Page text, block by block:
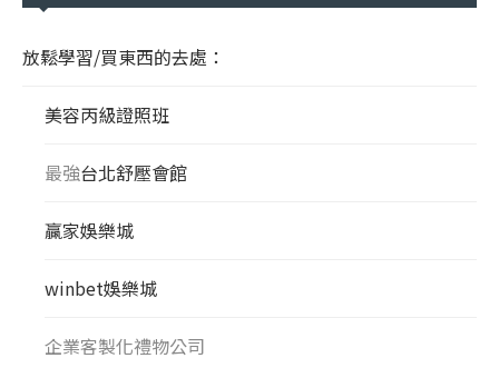
放鬆學習/買東西的去處：
美容丙級證照班
最強台北舒壓會館
贏家娛樂城
winbet娛樂城
企業客製化禮物公司